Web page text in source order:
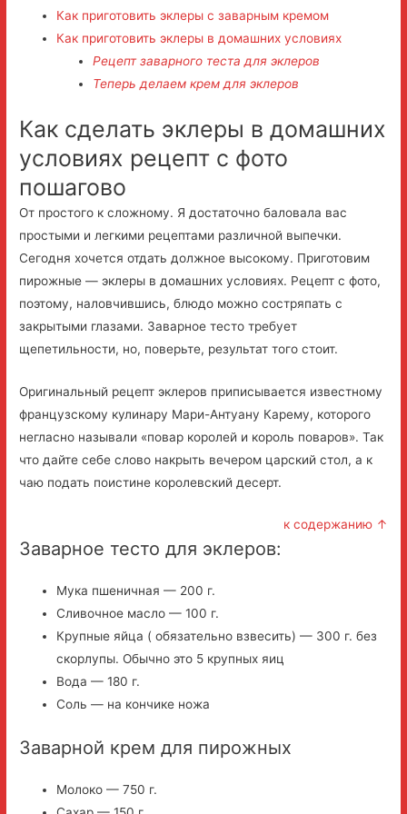
Как приготовить эклеры с заварным кремом
Как приготовить эклеры в домашних условиях
Рецепт заварного теста для эклеров
Теперь делаем крем для эклеров
Как сделать эклеры в домашних
условиях рецепт с фото
пошагово
От простого к сложному. Я достаточно баловала вас
простыми и легкими рецептами различной выпечки.
Сегодня хочется отдать должное высокому. Приготовим
пирожные — эклеры в домашних условиях. Рецепт с фото,
поэтому, наловчившись, блюдо можно состряпать с
закрытыми глазами. Заварное тесто требует
щепетильности, но, поверьте, результат того стоит.
Оригинальный рецепт эклеров приписывается известному
французскому кулинару Мари-Антуану Карему, которого
негласно называли «повар королей и король поваров». Так
что дайте себе слово накрыть вечером царский стол, а к
чаю подать поистине королевский десерт.
к содержанию ↑
Заварное тесто для эклеров:
Мука пшеничная — 200 г.
Сливочное масло — 100 г.
Крупные яйца ( обязательно взвесить) — 300 г. без
скорлупы. Обычно это 5 крупных яиц
Вода — 180 г.
Соль — на кончике ножа
Заварной крем для пирожных
Молоко — 750 г.